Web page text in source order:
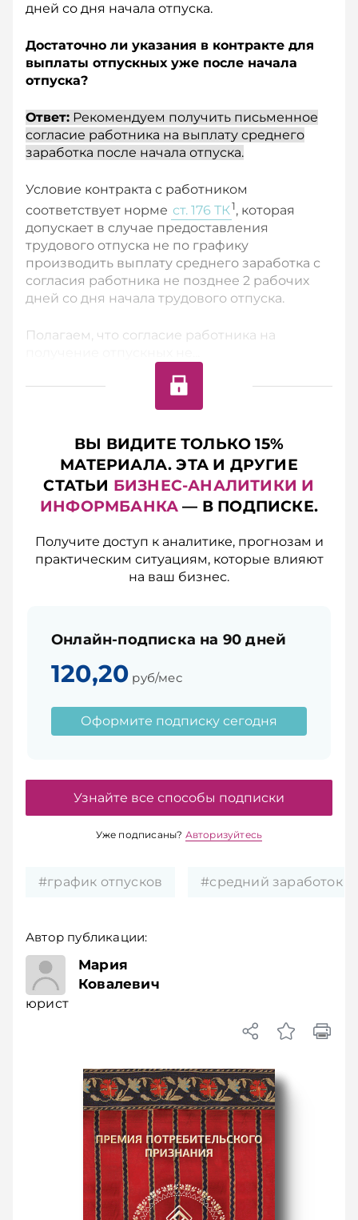
дней со дня начала отпуска.
Достаточно ли указания в контракте для
выплаты отпускных уже после начала
отпуска?
Ответ: Рекомендуем получить письменное
согласие работника на выплату среднего
заработка после начала отпуска.
Условие контракта с работником
соответствует норме ст. 176 ТК1, которая
допускает в случае предоставления
трудового отпуска не по графику
производить выплату среднего заработка с
согласия работника не позднее 2 рабочих
дней со дня начала трудового отпуска.
Полагаем, что согласие работника на
ВЫ ВИДИТЕ ТОЛЬКО 15%
МАТЕРИАЛА. ЭТА И ДРУГИЕ
СТАТЬИ БИЗНЕС-АНАЛИТИКИ И
ИНФОРМБАНКА — В ПОДПИСКЕ.
Получите доступ к аналитике, прогнозам и
практическим ситуациям, которые влияют
на ваш бизнес.
Онлайн-подписка на 90 дней
120,20 руб/мес
Оформите подписку сегодня
Узнайте все способы подписки
Уже подписаны? Авторизуйтесь
#график отпусков #средний заработок
Автор публикации:
юрист
Мария
Ковалевич
юрист